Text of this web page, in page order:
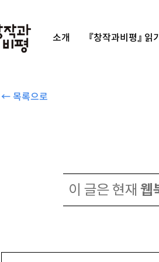
소개 『창작과비평』 읽기
← 목록으로